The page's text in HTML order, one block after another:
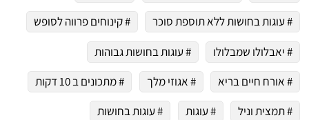
# עוגות בחושות ללא תוספת סוכר
# קינוחים פרווה לסופש
# יאבלולו שמבלולו
# עוגות בחושות גבוהות
# אורח חיים בריא
# אגוזי מלך
# מתכונים ב 10 דקות
# תמצית וניל
# עוגות
# עוגות בחושות